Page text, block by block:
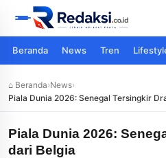
Beranda News Tren
⌂ Beranda›News›
Piala Dunia 2026: Senegal Tersingkir
Piala Dunia 2026:
dari Belgia